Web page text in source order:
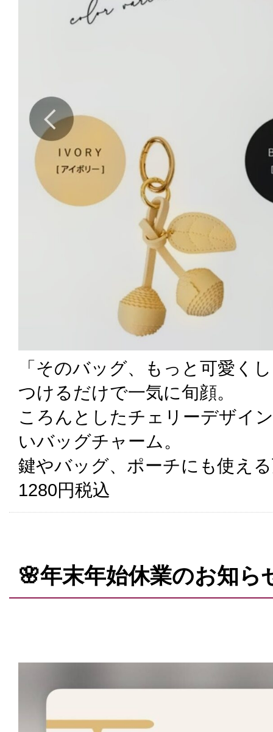
「そのバッグ、もっと可愛く
つけるだけで一気に旬顔。
ころんとしたチェリーデザイ
いバッグチャーム。
鍵やバッグ、ポーチにも使え
1280円税込
🌸年末年始休業のお知ら